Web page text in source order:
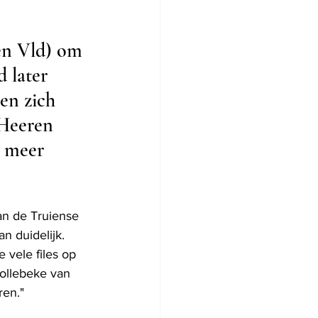
Vld) om
later
zich
de Truiense
duidelijk.
vele files op
van